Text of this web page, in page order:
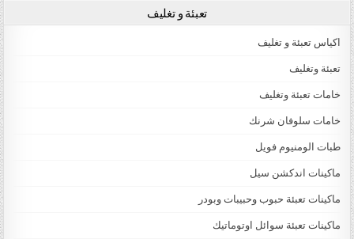
تعبئة و تغليف
اكياس تعبئة و تغليف
تعبئة وتغليف
خامات تعبئة وتغليف
خامات سلوفان شرنك
طبات الومنيوم فويل
ماكينات اندكشن سيل
ماكينات تعبئة حبوب وحبيبات وبودر
ماكينات تعبئة سوائل اوتوماتيك